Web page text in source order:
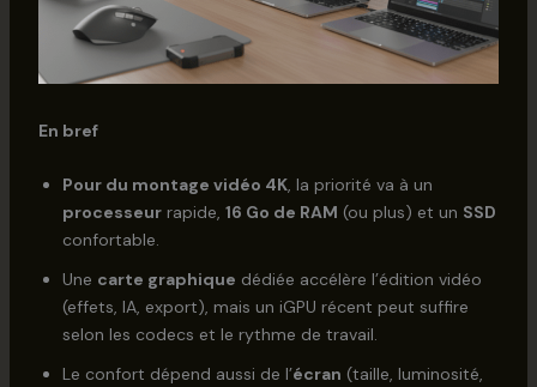
En bref
Pour du montage vidéo 4K, la priorité va à un
processeurrapide, 16 Go de RAM (ou plus) et un SSD
confortable.
Une carte graphique dédiée accélère l’édition vidéo
(effets, IA, export), mais un iGPU récent peut suffire
selon les codecs et le rythme de travail.
Le confort dépend aussi de l’écran (taille, luminosité,